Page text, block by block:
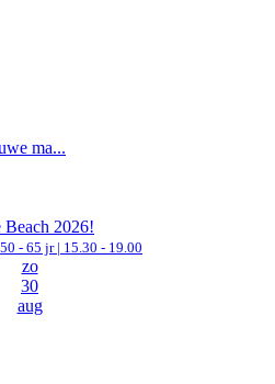
ma...
2026!
- 65 jr | 15.30 - 19.00
zo
30
aug